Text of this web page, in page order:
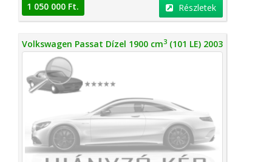
1 050 000 Ft. Részletek
Volkswagen Passat Dízel 1900 cm3 (101 LE) 2003